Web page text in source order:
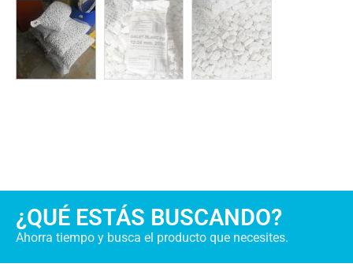
¿QUÉ ESTÁS BUSCANDO?
Ahorra tiempo y busca el producto que necesites.